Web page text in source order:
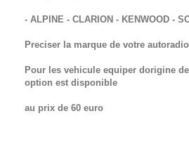
- ALPINE - CLARION - KENWOOD -
Preciser la marque de votre
Pour les vehicule equiper dorigine
option est disponible
au prix de 60 euro